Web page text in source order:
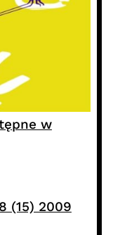
w
(15) 2009